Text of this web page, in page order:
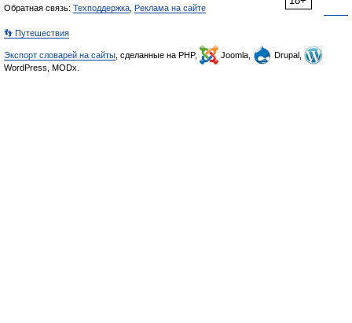
Обратная связь: Техподдержка Реклама на сайте
👣 Путешествия
Экспорт словарей на сайты , сделанные на PHP, Joomla,
Drupal,
WordPress, MODx.